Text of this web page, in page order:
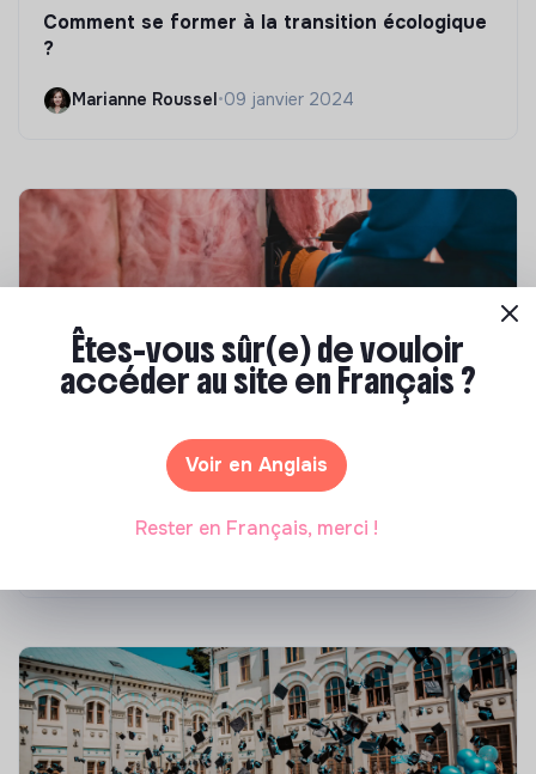
Comment se former à la transition écologique
?
Marianne Roussel •09 janvier 2024
Compétences & formations
Top 8 des formations en rénovation
Êtes-vous sûr(e) de vouloir
accéder au site en Français ?
Voir en Anglais
Rester en Français, merci !